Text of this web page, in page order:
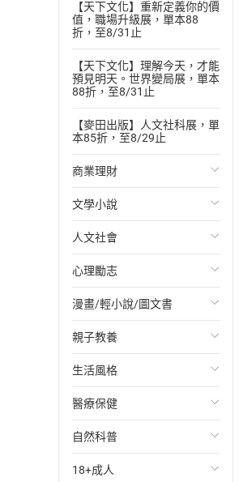
【天下文化】重新定義你的價
值，職場升級展，單本88
折，至8/31止
【天下文化】理解今天，才能
預見明天。世界變局展，單本
88折，至8/31止
【麥田出版】人文社科展，單
本85折，至8/29止
商業理財
投資理財
經濟/趨勢
財務/金融
管理/領導
職場工作術
成功法
行銷/廣告
傳記
商務/商學
文學小說
歐美文學
日本文學
韓國文學
華文文學
經典文學
成長/家庭生活小說
懸疑/推理小說
科幻/奇幻小說
人文社會
國際關係
政治
社會科學
台灣/中國歷史
日/韓歷史
其他歷史/史學
法律
心理勵志
心靈成長/情緒
人際關係
兩性關係
心理學
漫畫/輕小說/圖文書
輕小說
奇幻/科幻
愛情故事
職場/社會寫實
懸疑/推理
親子教養
教育現場
兒童文學/故事
兒童科普/學習
育兒百科
生活風格
飲食/食譜
健身/美顏
運動/遊戲
醫療保健
健康/養生
常見疾病
自然科普
生物科學
18+成人